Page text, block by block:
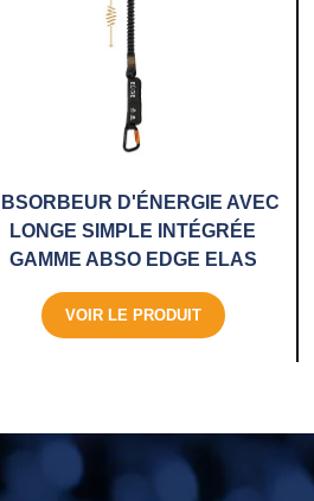
D'ÉNERGIE AVEC
LONGE SIMPLE INTÉGRÉE
GAMME ABSO EDGE ELAS
VOIR LE PRODUIT